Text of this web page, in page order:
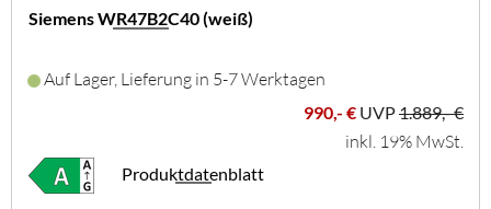
Siemens WR47B2C40 (weiß)
Auf Lager, Lieferung in 5-7 Werktagen
990,- € UVP1.889,- €
inkl. 19% MwSt.
Produktdatenblatt